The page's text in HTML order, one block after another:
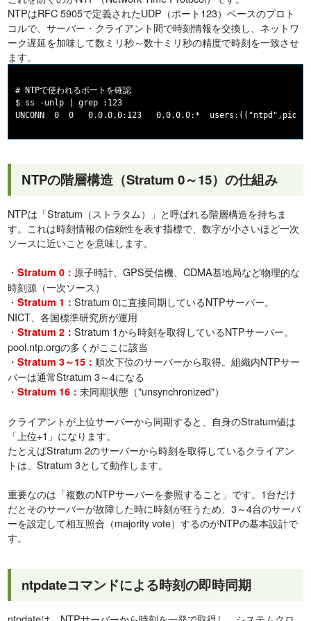
NTPはRFC 5905で定義されたUDP（ポート123）ベースのプロト
コルで、サーバー・クライアント間で時刻情報を交換し、ネットワ
ーク遅延を加味して数ミリ秒～数十ミリ秒の精度で時刻を一致させ
ます。
# NTPで使われるポートを確認
$ ss -unlp | grep :123
NTPの階層構造（Stratum 0～15）の仕組み
NTPは「Stratum（ストラタム）」と呼ばれる階層構造を持ちま
す。これは時刻情報の信頼性を表す指標で、数字が小さいほど一次
ソースに近いことを意味します。
・Stratum 0： 原子時計、GPS受信機、CDMA基地局など物理的な
時刻源（一次ソース）
・Stratum 1：Stratum 0に直接同期しているNTPサーバー。
NICT、各国標準研究所が運用
・Stratum 2：Stratum 1から時刻を取得しているNTPサーバー。
pool.ntp.orgの多くがここに該当
・Stratum 3～15： 順次下位のサーバーから取得。組織内NTPサー
バーは通常Stratum 3～4になる
・Stratum 16：未同期状態（"unsynchronized"）
クライアントが上位サーバーから同期すると、自身のStratum値は
「上位+1」になります。
たとえばStratum 2のサーバーから時刻を取得しているクライアン
トは、Stratum 3として動作します。
重要なのは「複数のNTPサーバーを参照すること」です。1台だけ
だとそのサーバーが故障した時に時刻が狂うため、3～4台のサーバ
ーを設定して相互照合（majority vote）するのがNTPの基本設計で
す。
ntpdateコマンドによる時刻の即時同期